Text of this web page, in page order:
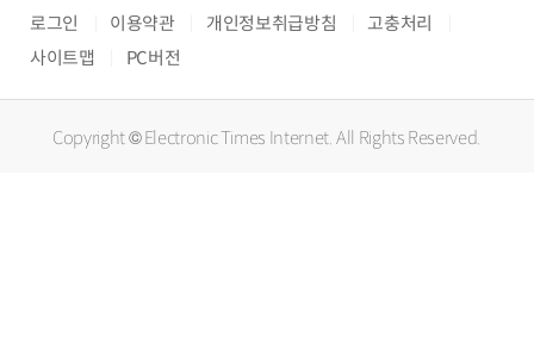
로그인 이용약관 개인정보취급방침
고충처리
사이트맵
PC버전
Copyright © Electronic Times Internet. All Rights Reserved.